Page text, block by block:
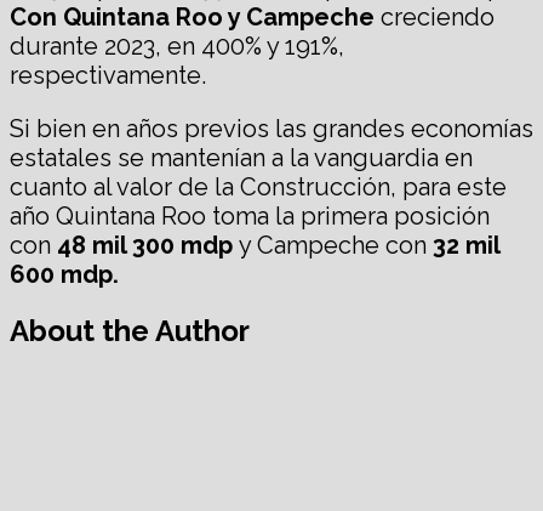
Con Quintana Roo y Campeche creciendo
durante 2023, en 400% y 191%,
respectivamente.
Si bien en años previos las grandes economías
estatales se mantenían a la vanguardia en
cuanto al valor de la Construcción, para este
año Quintana Roo toma la primera posición
con 48 mil 300 mdp y Campeche con 32 mil
600 mdp.
About the Author